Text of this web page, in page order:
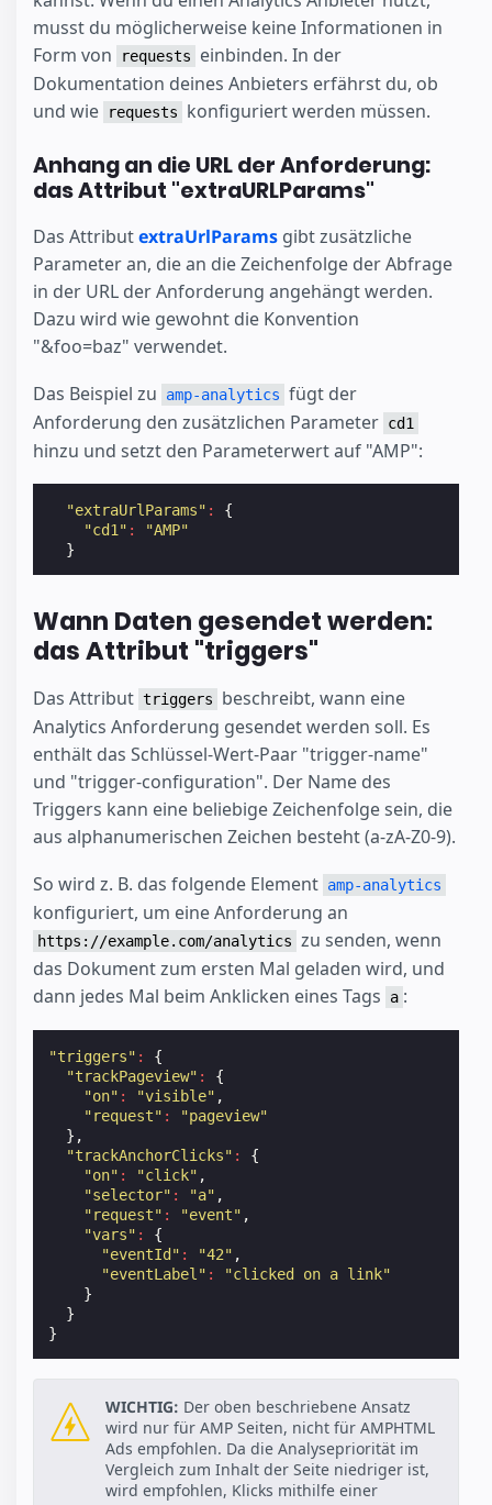
musst du möglicherweise keine Informationen in
Form von
requests
einbinden. In der
Dokumentation deines Anbieters erfährst du, ob
und wie
requests konfiguriert werden müssen.
Anhang an die URL der Anforderung:
das Attribut "extraURLParams"
Das AttributextraUrlParams gibt zusätzliche
Parameter an, die an die Zeichenfolge der Abfrage
in der URL der Anforderung angehängt werden.
Dazu wird wie gewohnt die Konvention
"&foo=baz" verwendet.
Das Beispiel zu
amp-analytics fügt der
Anforderung den zusätzlichen Parameter cd1
hinzu und setzt den Parameterwert auf "AMP":
"extraUrlParams" :
{
"cd1" :
"AMP"
}
Wann Daten gesendet werden:
das Attribut "triggers"
Das Attribut triggers
beschreibt, wann eine
Analytics Anforderung gesendet werden soll. Es
enthält das Schlüssel-Wert-Paar "trigger-name"
und "trigger-configuration". Der Name des
Triggers kann eine beliebige Zeichenfolge sein, die
aus alphanumerischen Zeichen besteht (a-zA-Z0-9).
So wird z. B. das folgende Element amp-analytics
konfiguriert, um eine Anforderung an
https://example.com/analytics zu senden, wenn
das Dokument zum ersten Mal geladen wird, und
dann jedes Mal beim Anklicken eines Tags
a :
"triggers" :
{
"trackPageview" :
{
"on" : "visible" ,
"request" :
"pageview"
},
"trackAnchorClicks" :
{
"on" : "click" ,
"selector" : "a" ,
"request" : "event" ,
"vars" :
{
"eventId" : "42" ,
"eventLabel" :
"clicked on a link"
}
}
}
WICHTIG: Der oben beschriebene Ansatz
wird nur für AMP Seiten, nicht für AMPHTML
Ads empfohlen. Da die Analysepriorität im
Vergleich zum Inhalt der Seite niedriger ist,
wird empfohlen, Klicks mithilfe einer